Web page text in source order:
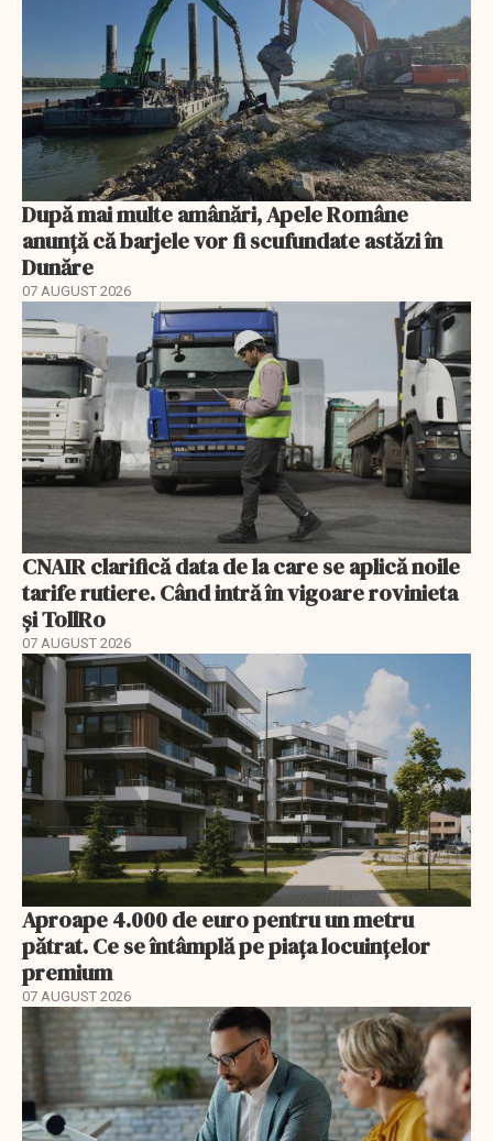
După mai multe amânări, Apele Române
anunță că barjele vor fi scufundate astăzi în
Dunăre
07 AUGUST 2026
CNAIR clarifică data de la care se aplică noile
tarife rutiere. Când intră în vigoare rovinieta
și TollRo
07 AUGUST 2026
Aproape 4.000 de euro pentru un metru
pătrat. Ce se întâmplă pe piața locuințelor
premium
07 AUGUST 2026